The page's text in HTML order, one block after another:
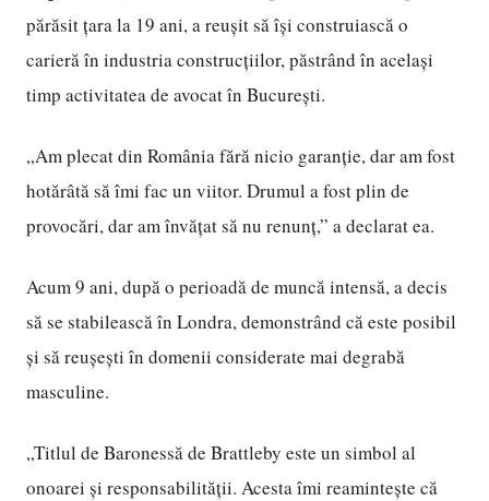
părăsit țara la 19 ani, a reușit să își construiască o
carieră în industria construcțiilor, păstrând în același
timp activitatea de avocat în București.
„Am plecat din România fără nicio garanție, dar am fost
hotărâtă să îmi fac un viitor. Drumul a fost plin de
provocări, dar am învățat să nu renunț,” a declarat ea.
Acum 9 ani, după o perioadă de muncă intensă, a decis
să se stabilească în Londra, demonstrând că este posibil
și să reușești în domenii considerate mai degrabă
masculine.
„Titlul de Baronessă de Brattleby este un simbol al
onoarei și responsabilității. Acesta îmi reamintește că